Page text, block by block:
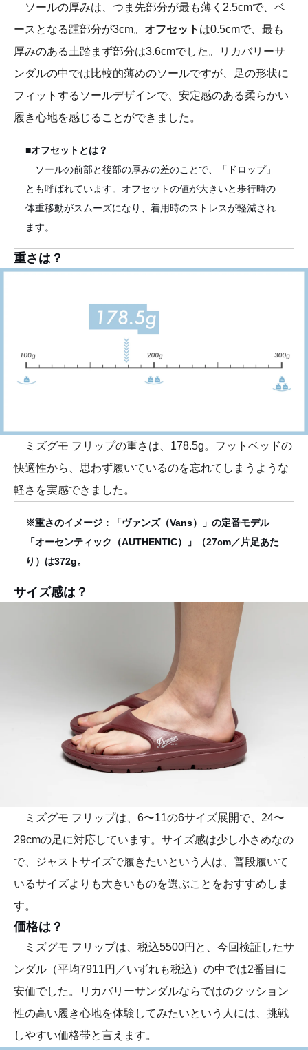
ソールの厚みは、つま先部分が最も薄く2.5cmで、ベ
ースとなる踵部分が3cm。 オフセット は0.5cmで、最も
厚みのある土踏まず部分は3.6cmでした。リカバリーサ
ンダルの中では比較的薄めのソールですが、足の形状に
フィットするソールデザインで、安定感のある柔らかい
履き心地を感じることができました。
■オフセットとは？
ソールの前部と後部の厚みの差のことで、「ドロップ」
とも呼ばれています。オフセットの値が大きいと歩行時の
体重移動がスムーズになり、着用時のストレスが軽減され
ます。
重さは？
ミズグモ フリップの重さは、178.5g。フットベッドの
快適性から、思わず履いているのを忘れてしまうような
軽さを実感できました。
※重さのイメージ：「ヴァンズ（Vans）」の定番モデル
「オーセンティック（AUTHENTIC）」（27cm／片足あた
り）は372g。
サイズ感は？
ミズグモ フリップは、6〜11の6サイズ展開で、24〜
29cmの足に対応しています。サイズ感は少し小さめなの
で、ジャストサイズで履きたいという人は、普段履いて
いるサイズよりも大きいものを選ぶことをおすすめしま
す。
価格は？
ミズグモ フリップは、税込5500円と、今回検証したサ
ンダル（平均7911円／いずれも税込）の中では2番目に
安価でした。リカバリーサンダルならではのクッション
性の高い履き心地を体験してみたいという人には、挑戦
しやすい価格帯と言えます。